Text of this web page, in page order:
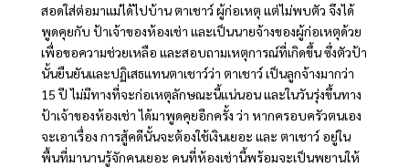
สอดใส่ต่อมาแม่ได้ไปบ้าน ตาเชาว์ ผู้ก่อเหตุ แต่ไม่พบตัว จึงได้
พูดคุยกับ ป้าเจ้าของห้องเช่า และเป็นนายจ้างของผู้ก่อเหตุด้วย
เพื่อขอความช่วยเหลือ และสอบถามเหตุการณ์ที่เกิดขึ้น ซึ่งตัวป้า
นั้นยืนยันและปฏิเสธแทนตาเชาว์ว่า ตาเชาว์ เป็นลูกจ้างมากว่า
15 ปี ไม่มีทางที่จะก่อเหตุลักษณะนี้แน่นอน และในวันรุ่งขึ้นทาง
ป้าเจ้าของห้องเช่า ได้มาพูดคุยอีกครั้ง ว่า หากครอบครัวตนเอง
จะเอาเรื่อง การสู้คดีนั้นจะต้องใช้เงินเยอะ และ ตาเชาว์ อยู่ใน
พื้นที่มานานรู้จักคนเยอะ คนที่ห้องเช่านี้พร้อมจะเป็นพยานให้